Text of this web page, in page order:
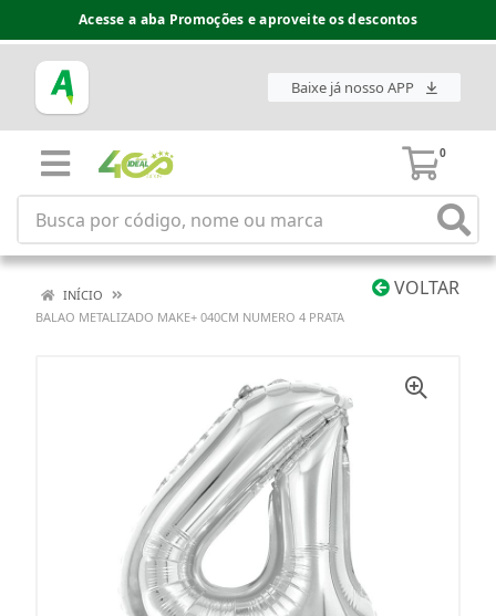
Acesse a aba Promoções e aproveite os descontos
Baixe já nosso APP
0
VOLTAR
INÍCIO
BALAO METALIZADO MAKE+ 040CM NUMERO 4 PRATA